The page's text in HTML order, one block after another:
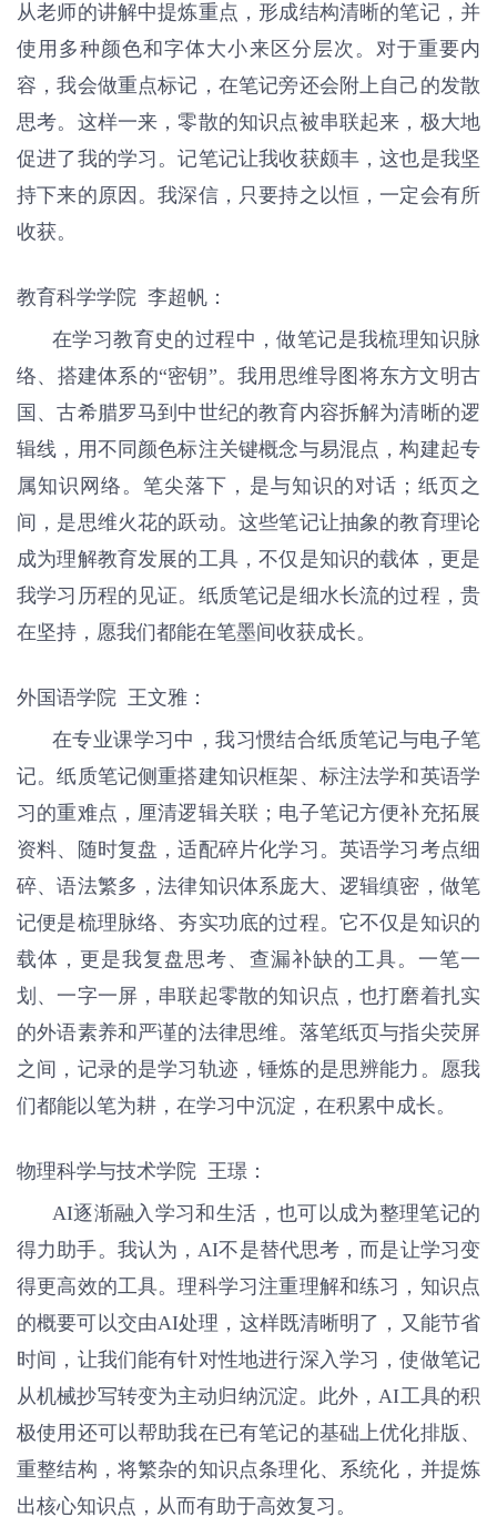
从老师的讲解中提炼重点，形成结构清晰的笔记，并
使用多种颜色和字体大小来区分层次。对于重要内
容，我会做重点标记，在笔记旁还会附上自己的发散
思考。这样一来，零散的知识点被串联起来，极大地
促进了我的学习。记笔记让我收获颇丰，这也是我坚
持下来的原因。我深信，只要持之以恒，一定会有所
收获。
教育科学学院 李超帆：
在学习教育史的过程中，做笔记是我梳理知识脉
络、搭建体系的“密钥”。我用思维导图将东方文明古
国、古希腊罗马到中世纪的教育内容拆解为清晰的逻
辑线，用不同颜色标注关键概念与易混点，构建起专
属知识网络。笔尖落下，是与知识的对话；纸页之
间，是思维火花的跃动。这些笔记让抽象的教育理论
成为理解教育发展的工具，不仅是知识的载体，更是
我学习历程的见证。纸质笔记是细水长流的过程，贵
在坚持，愿我们都能在笔墨间收获成长。
外国语学院 王文雅：
在专业课学习中，我习惯结合纸质笔记与电子笔
记。纸质笔记侧重搭建知识框架、标注法学和英语学
习的重难点，厘清逻辑关联；电子笔记方便补充拓展
资料、随时复盘，适配碎片化学习。英语学习考点细
碎、语法繁多，法律知识体系庞大、逻辑缜密，做笔
记便是梳理脉络、夯实功底的过程。它不仅是知识的
载体，更是我复盘思考、查漏补缺的工具。一笔一
划、一字一屏，串联起零散的知识点，也打磨着扎实
的外语素养和严谨的法律思维。落笔纸页与指尖荧屏
之间，记录的是学习轨迹，锤炼的是思辨能力。愿我
们都能以笔为耕，在学习中沉淀，在积累中成长。
物理科学与技术学院 王璟：
AI逐渐融入学习和生活，也可以成为整理笔记的
得力助手。我认为，AI不是替代思考，而是让学习变
得更高效的工具。理科学习注重理解和练习，知识点
的概要可以交由AI处理，这样既清晰明了，又能节省
时间，让我们能有针对性地进行深入学习，使做笔记
从机械抄写转变为主动归纳沉淀。此外，AI工具的积
极使用还可以帮助我在已有笔记的基础上优化排版、
重整结构，将繁杂的知识点条理化、系统化，并提炼
出核心知识点，从而有助于高效复习。